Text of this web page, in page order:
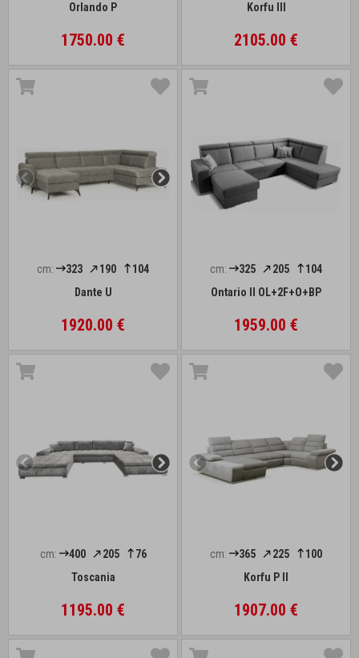
Orlando P
1750.00 €
Korfu III
2105.00 €
cm: 323 190
104
Dante U
1920.00 €
cm: 325 205
104
Ontario II OL+2F+O+BP
1959.00 €
cm: 400 205
76
Toscania
1195.00 €
cm: 365 225
100
Korfu P II
1907.00 €